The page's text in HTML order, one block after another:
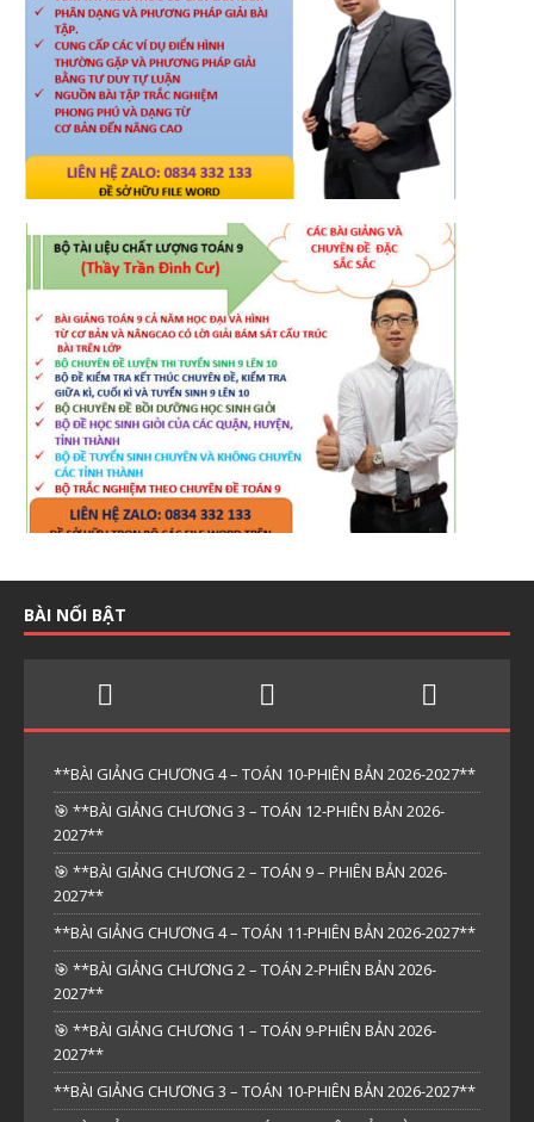
BÀI NỔI BẬT
**BÀI GIẢNG CHƯƠNG 4 – TOÁN 10-PHIÊN BẢN 2026-2027**
🎯 **BÀI GIẢNG CHƯƠNG 3 – TOÁN 12-PHIÊN BẢN 2026-
2027**
🎯 **BÀI GIẢNG CHƯƠNG 2 – TOÁN 9 – PHIÊN BẢN 2026-
2027**
**BÀI GIẢNG CHƯƠNG 4 – TOÁN 11-PHIÊN BẢN 2026-2027**
🎯 **BÀI GIẢNG CHƯƠNG 2 – TOÁN 2-PHIÊN BẢN 2026-
2027**
🎯 **BÀI GIẢNG CHƯƠNG 1 – TOÁN 9-PHIÊN BẢN 2026-
2027**
**BÀI GIẢNG CHƯƠNG 3 – TOÁN 10-PHIÊN BẢN 2026-2027**